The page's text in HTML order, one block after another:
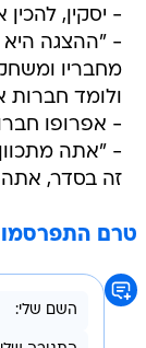
- יסקין,
- "ההצגה היא
מחבריו
ולומד חברות
- אפרופו
- "אתה מתכוון
זה בסדר, אתה
טרם התפרסמו